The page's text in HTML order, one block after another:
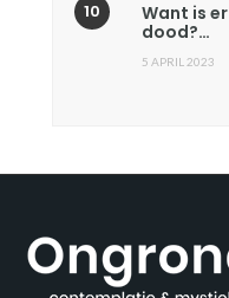
Want is
dood?…
5 APRIL 2023